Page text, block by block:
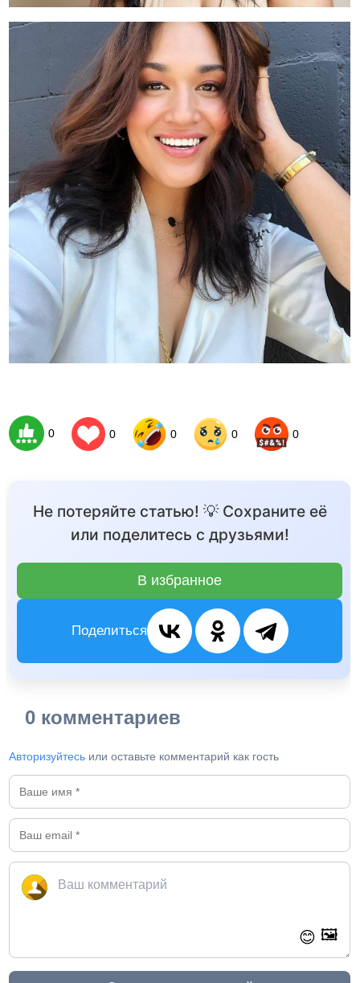
0 0 0 0 0
Не потеряйте статью! 💡 Сохраните её
или поделитесь с друзьями!
В избранное
Поделиться
0 комментариев
Авторизуйтесь или оставьте комментарий как гость
😊 🖼️